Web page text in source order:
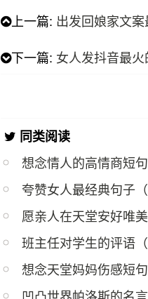
上一篇: 出发回娘家文
下一篇: 女人发抖音最
同类阅读
想念情人的高情商短
夸赞女人最经典句子
愿亲人在天堂安好唯
班主任对学生的评语
想念天堂妈妈伤感短句